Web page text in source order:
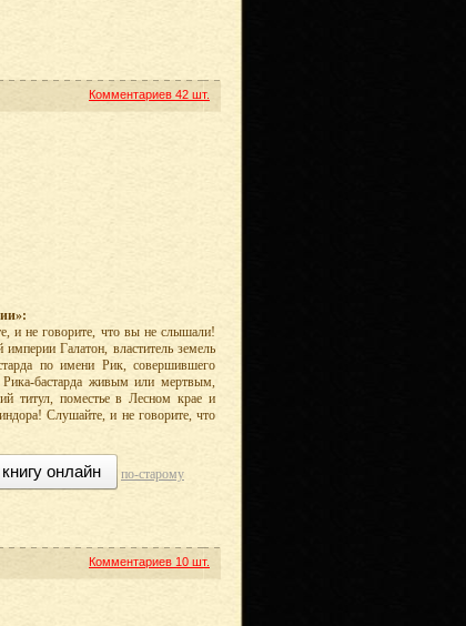
Комментариев 42 шт.
и не говорите, что вы не слышали!
Галатон, властитель земель
по имени Рик, совершившего
бастарда живым или мертвым,
титул, поместье в Лесном крае и
Слушайте, и не говорите, что
онлайн по-старому
Комментариев 10 шт.